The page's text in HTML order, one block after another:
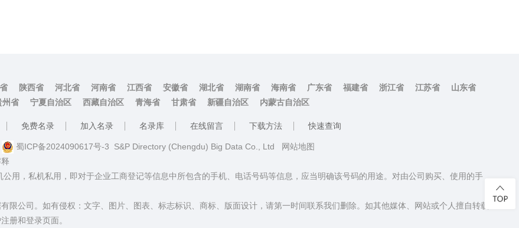
陕西省 河北省 河南省 江西省 安徽省 湖北省 湖南省 海南省 广东省 福建省 浙江省 江苏省
山东省
州省 宁夏自治区 西藏自治区 青海省 甘肃省 新疆自治区 内蒙古自治区
免费名录 加入名录 名录库 在线留言 下载方法 快速查询
蜀ICP备2024090617号-3 S&P Directory (Chengdu) Big Data Co., Ltd
网站地图
用，私机私用，即对于企业工商登记等信息中所包含的手机、电话号码等信息，应当明确该号码的用途。对由公司购买、使用的手
限公司。如有侵权：文字、图片、图表、标志标识、商标、版面设计，请第一时间联系我们删除。如其他媒体、网站或个人擅自转载
册和登录页面。